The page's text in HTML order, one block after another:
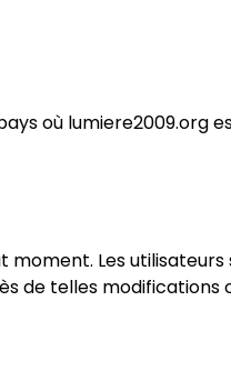
où lumiere2009.org
moment. Les
de telles modifications